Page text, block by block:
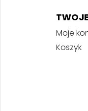
Moje
Koszyk